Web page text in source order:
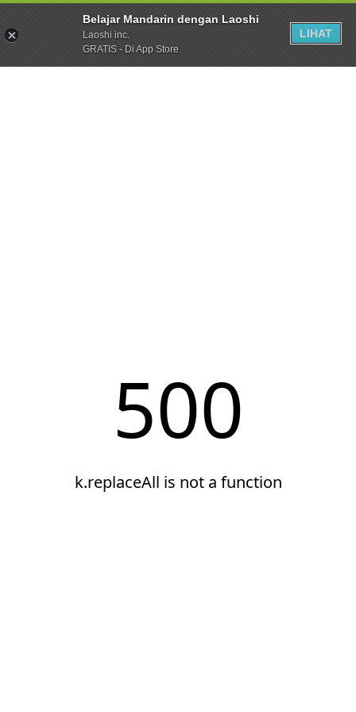
Belajar Mandarin dengan Laoshi
Laoshi inc.
GRATIS - Di App Store
LIHAT
500
k.replaceAll is not a function